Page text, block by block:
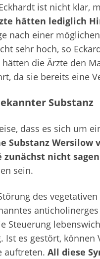
ist nicht klar,
hätten lediglich
nach einer
sehr hoch, so
die Ärzte den
da sie bereits eine
Substanz
dass es sich um
Substanz
zunächst nicht
sein.
des
Steuerung
Ist es gestört,
auftreten. All diese